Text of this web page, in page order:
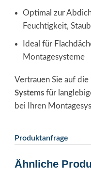
Optimal zur
Feuchtigkeit,
Ideal für
Montagesysteme
Vertrauen Sie auf
Systems für
bei Ihren
Produktanfrage
Ähnliche